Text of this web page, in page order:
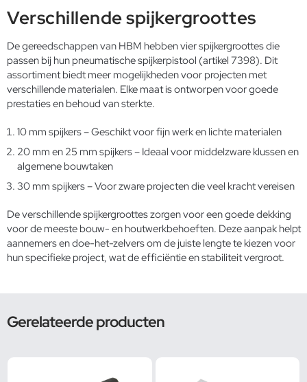
Verschillende spijkergroottes
De gereedschappen van HBM hebben vier spijkergroottes die
passen bij hun pneumatische spijkerpistool (artikel 7398). Dit
assortiment biedt meer mogelijkheden voor projecten met
verschillende materialen. Elke maat is ontworpen voor goede
prestaties en behoud van sterkte.
10 mm spijkers – Geschikt voor fijn werk en lichte materialen
20 mm en 25 mm spijkers – Ideaal voor middelzware klussen en
algemene bouwtaken
30 mm spijkers – Voor zware projecten die veel kracht vereisen
De verschillende spijkergroottes zorgen voor een goede dekking
voor de meeste bouw- en houtwerkbehoeften. Deze aanpak helpt
aannemers en doe-het-zelvers om de juiste lengte te kiezen voor
hun specifieke project, wat de efficiëntie en stabiliteit vergroot.
Gerelateerde producten